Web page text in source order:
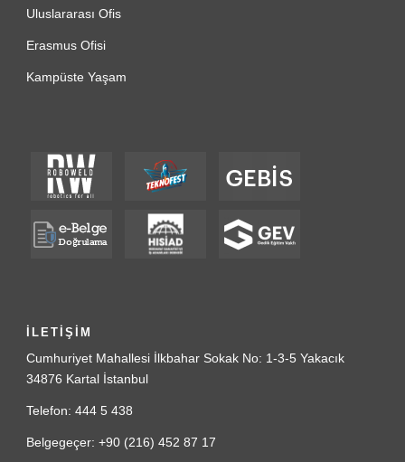
Uluslararası Ofis
Erasmus Ofisi
Kampüste Yaşam
İLETİŞİM
Cumhuriyet Mahallesi İlkbahar Sokak No: 1-3-5 Yakacık
34876 Kartal İstanbul
Telefon: 444 5 438
Belgegeçer: +90 (216) 452 87 17